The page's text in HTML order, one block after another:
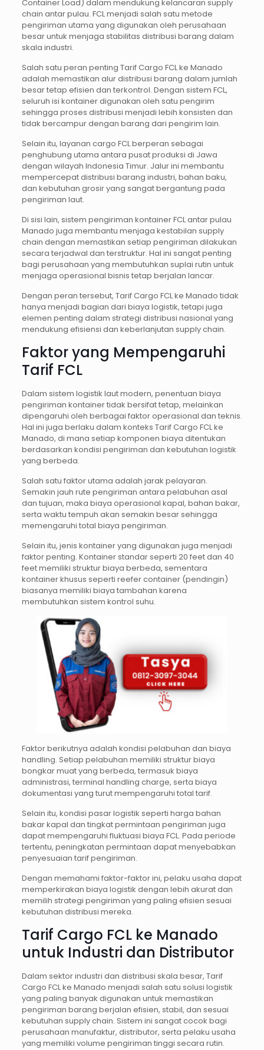
Container Load) dalam mendukung kelancaran supply
chain antar pulau. FCL menjadi salah satu metode
pengiriman utama yang digunakan oleh perusahaan
besar untuk menjaga stabilitas distribusi barang dalam
skala industri.
Salah satu peran penting Tarif Cargo FCL ke Manado
adalah memastikan alur distribusi barang dalam jumlah
besar tetap efisien dan terkontrol. Dengan sistem FCL,
seluruh isi kontainer digunakan oleh satu pengirim
sehingga proses distribusi menjadi lebih konsisten dan
tidak bercampur dengan barang dari pengirim lain.
Selain itu, layanan cargo FCL berperan sebagai
penghubung utama antara pusat produksi di Jawa
dengan wilayah Indonesia Timur. Jalur ini membantu
mempercepat distribusi barang industri, bahan baku,
dan kebutuhan grosir yang sangat bergantung pada
pengiriman laut.
Di sisi lain, sistem pengiriman kontainer FCL antar pulau
Manado juga membantu menjaga kestabilan supply
chain dengan memastikan setiap pengiriman dilakukan
secara terjadwal dan terstruktur. Hal ini sangat penting
bagi perusahaan yang membutuhkan suplai rutin untuk
menjaga operasional bisnis tetap berjalan lancar.
Dengan peran tersebut, Tarif Cargo FCL ke Manado tidak
hanya menjadi bagian dari biaya logistik, tetapi juga
elemen penting dalam strategi distribusi nasional yang
mendukung efisiensi dan keberlanjutan supply chain.
Faktor yang Mempengaruhi
Tarif FCL
Dalam sistem logistik laut modern, penentuan biaya
pengiriman kontainer tidak bersifat tetap, melainkan
dipengaruhi oleh berbagai faktor operasional dan teknis.
Hal ini juga berlaku dalam konteks Tarif Cargo FCL ke
Manado, di mana setiap komponen biaya ditentukan
berdasarkan kondisi pengiriman dan kebutuhan logistik
yang berbeda.
Salah satu faktor utama adalah jarak pelayaran.
Semakin jauh rute pengiriman antara pelabuhan asal
dan tujuan, maka biaya operasional kapal, bahan bakar,
serta waktu tempuh akan semakin besar sehingga
memengaruhi total biaya pengiriman.
Selain itu, jenis kontainer yang digunakan juga menjadi
faktor penting. Kontainer standar seperti 20 feet dan 40
feet memiliki struktur biaya berbeda, sementara
kontainer khusus seperti reefer container (pendingin)
biasanya memiliki biaya tambahan karena
membutuhkan sistem kontrol suhu.
Faktor berikutnya adalah kondisi pelabuhan dan biaya
handling. Setiap pelabuhan memiliki struktur biaya
bongkar muat yang berbeda, termasuk biaya
administrasi, terminal handling charge, serta biaya
dokumentasi yang turut mempengaruhi total tarif.
Selain itu, kondisi pasar logistik seperti harga bahan
bakar kapal dan tingkat permintaan pengiriman juga
dapat mempengaruhi fluktuasi biaya FCL. Pada periode
tertentu, peningkatan permintaan dapat menyebabkan
penyesuaian tarif pengiriman.
Dengan memahami faktor-faktor ini, pelaku usaha dapat
memperkirakan biaya logistik dengan lebih akurat dan
memilih strategi pengiriman yang paling efisien sesuai
kebutuhan distribusi mereka.
Tarif Cargo FCL ke Manado
untuk Industri dan Distributor
Dalam sektor industri dan distribusi skala besar, Tarif
Cargo FCL ke Manado menjadi salah satu solusi logistik
yang paling banyak digunakan untuk memastikan
pengiriman barang berjalan efisien, stabil, dan sesuai
kebutuhan supply chain. Sistem ini sangat cocok bagi
perusahaan manufaktur, distributor, serta pelaku usaha
yang memiliki volume pengiriman tinggi secara rutin.